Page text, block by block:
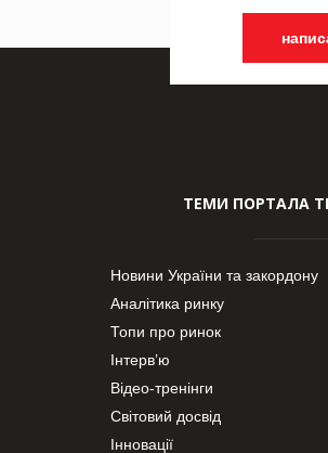
ТЕМИ ПОРТАЛА
Новини України та закордону
Аналітика ринку
Топи про ринок
Інтерв’ю
Відео-тренінги
Світовий досвід
Інновації